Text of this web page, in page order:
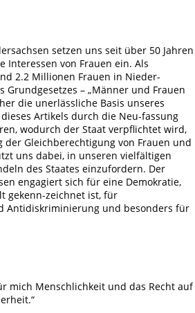
setzen uns seit über 50 Jahren
von Frauen ein. Als
2.2 Millionen Frauen in Nieder-
Grundgesetzes – „Männer und Frauen
die unerlässliche Basis unseres
Artikels durch die Neu-fassung
wodurch der Staat verpflichtet wird,
Gleichberechtigung von Frauen und
uns dabei, in unseren vielfältigen
des Staates einzufordern. Der
engagiert sich für eine Demokratie,
gekenn-zeichnet ist, für
Antidiskriminierung und besonders für
mich Menschlichkeit und das Recht auf